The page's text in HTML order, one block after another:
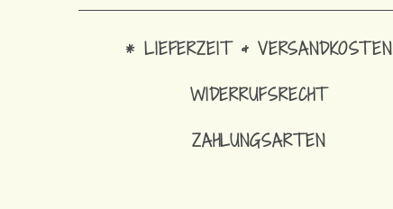
* LIEFERZEIT & VERSANDKOSTEN
WIDERRUFSRECHT
ZAHLUNGSARTEN